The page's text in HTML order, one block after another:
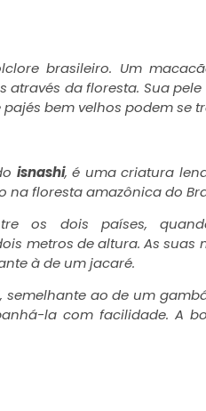
brasileiro. Um
da floresta. Sua
bem velhos podem se
isnashi, é uma criatura
floresta amazônica do
os dois países,
metros de altura. As suas
à de um jacaré.
ao de um
la com facilidade. A